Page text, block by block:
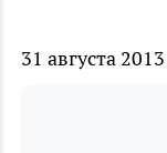
31 августа 2013